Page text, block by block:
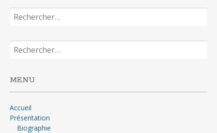
Rechercher :
Rechercher :
MENU
Accueil
Présentation
Biographie